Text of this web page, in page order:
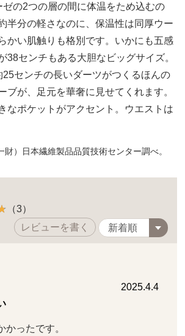
の2つの層の間に体温をため込むの
半分の軽さなのに、保温性は同厚ウー
かい肌触りも格別です。いかにも五感
38センチもある大胆なビッグサイズ。
25センチの長いダーツがつくるほんの
ブが、足元を華奢に見せてくれます。
なポケットがアクセント。ウエストは
）日本繊維製品品質技術センター調べ。
（3）
レビューを書く
2025.4.4
かったです。